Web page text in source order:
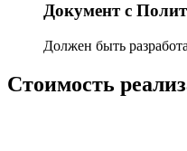
Документ с
Должен быть
Стоимость